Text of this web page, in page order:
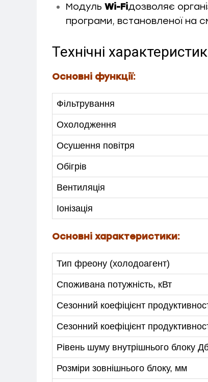
Модуль Wi-Fiдозволяє
програми, встановленої на
Технічні
Основні функції:
Фільтрування
Охолодження
Осушення повітря
Обігрів
Вентиляція
Іонізація
Основні характеристики:
Тип фреону (холодоагент)
Споживана потужність, кВт
Сезонний коефіцієнт
Сезонний коефіцієнт
Рівень шуму внутрішнього блоку
Розміри зовнішнього блоку, мм
МЕНЮ
ПОСЛУГИ
КАТАЛОГ
ПРО НАС
+38-097-845-12-79